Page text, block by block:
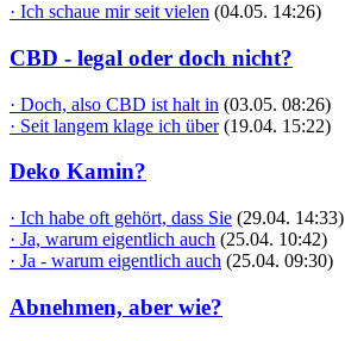
· Ich schaue mir seit vielen (04.05. 14:26)
CBD - legal oder doch nicht?
· Doch, also CBD ist halt in (03.05. 08:26)
· Seit langem klage ich über (19.04. 15:22)
Deko Kamin?
· Ich habe oft gehört, dass Sie (29.04. 14:33)
· Ja, warum eigentlich auch (25.04. 10:42)
· Ja - warum eigentlich auch (25.04. 09:30)
Abnehmen, aber wie?